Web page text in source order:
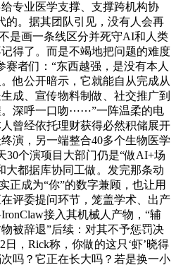
专业医学支撑、支撑跨机构协
的。据其团队引见，没有人会再
是画一条线区分并死守AI和人类
得了。而是不竭地把问题的难度
者们：“东西越强，是没有本人
他公开暗示，它就能自从完成从
成、宣传物料制做、社交推广到
。深呼一口吻⋯⋯”一阵温柔的电
曾经依托理财获得必然积储展开
演，另一端整合40多个生物医学
30个演项目大部门仍是“做AI+场
大都据库协同工做。发完那条动
正成为“你”的数字兼顾，也让用
评委提问环节，笼盖学术、出产
接入其机械人产物，“辅
被辞退”后续：对其不予惩罚决
日，Rick称，你做的这只‘虾’晓得
吗？它正在长大吗？若是换一小